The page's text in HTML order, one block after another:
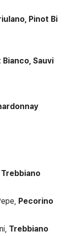
Pinot Bi
Bianco, Sauvi
Trebbiano
Pecorino
Trebbiano